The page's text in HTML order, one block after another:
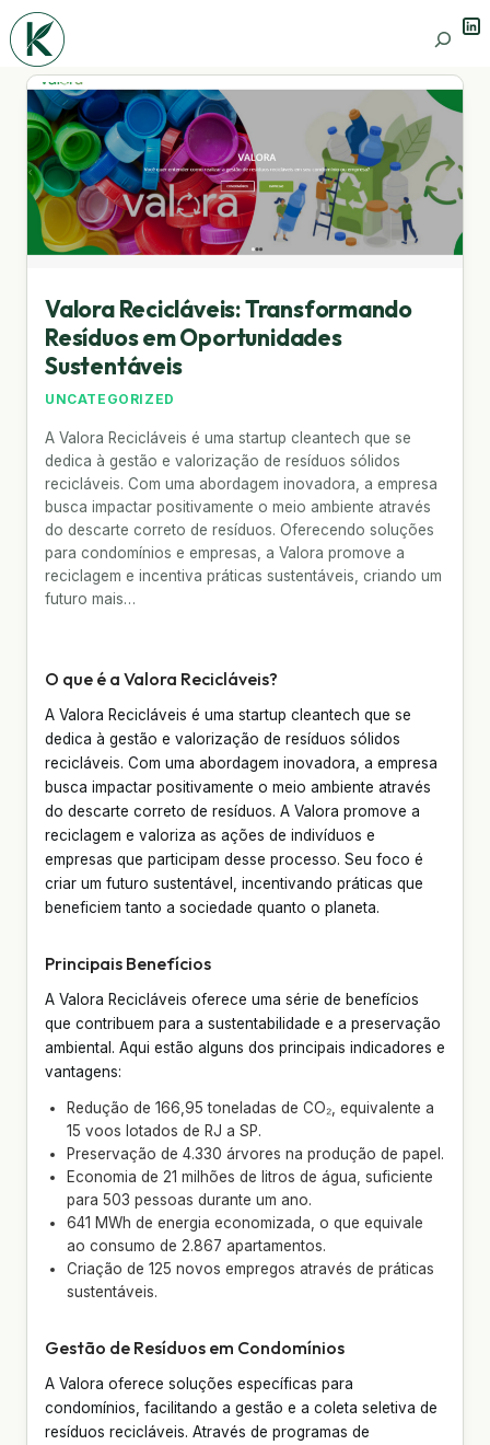
Search
Valora Recicláveis: Transformando
Resíduos em Oportunidades
Sustentáveis
UNCATEGORIZED
A Valora Recicláveis é uma startup cleantech que se
dedica à gestão e valorização de resíduos sólidos
recicláveis. Com uma abordagem inovadora, a empresa
busca impactar positivamente o meio ambiente através
do descarte correto de resíduos. Oferecendo soluções
para condomínios e empresas, a Valora promove a
reciclagem e incentiva práticas sustentáveis, criando um
futuro mais…
O que é a Valora Recicláveis?
A Valora Recicláveis é uma startup cleantech que se
dedica à gestão e valorização de resíduos sólidos
recicláveis. Com uma abordagem inovadora, a empresa
busca impactar positivamente o meio ambiente através
do descarte correto de resíduos. A Valora promove a
reciclagem e valoriza as ações de indivíduos e
empresas que participam desse processo. Seu foco é
criar um futuro sustentável, incentivando práticas que
beneficiem tanto a sociedade quanto o planeta.
Principais Benefícios
A Valora Recicláveis oferece uma série de benefícios
que contribuem para a sustentabilidade e a preservação
ambiental. Aqui estão alguns dos principais indicadores e
vantagens:
Redução de 166,95 toneladas de CO₂, equivalente a
15 voos lotados de RJ a SP.
Preservação de 4.330 árvores na produção de papel.
Economia de 21 milhões de litros de água, suficiente
para 503 pessoas durante um ano.
641 MWh de energia economizada, o que equivale
ao consumo de 2.867 apartamentos.
Criação de 125 novos empregos através de práticas
sustentáveis.
Gestão de Resíduos em Condomínios
A Valora oferece soluções específicas para
condomínios, facilitando a gestão e a coleta seletiva de
resíduos recicláveis. Através de programas de